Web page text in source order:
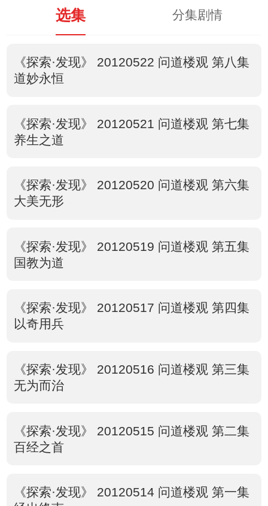
选集 分集剧情
《探索·发现》 20120522 问道楼观 第八集
道妙永恒
《探索·发现》 20120521 问道楼观 第七集
养生之道
《探索·发现》 20120520 问道楼观 第六集
大美无形
《探索·发现》 20120519 问道楼观 第五集
国教为道
《探索·发现》 20120517 问道楼观 第四集
以奇用兵
《探索·发现》 20120516 问道楼观 第三集
无为而治
《探索·发现》 20120515 问道楼观 第二集
百经之首
《探索·发现》 20120514 问道楼观 第一集